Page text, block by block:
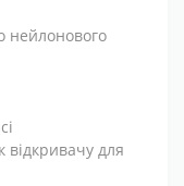
нейлонового
відкривачу для